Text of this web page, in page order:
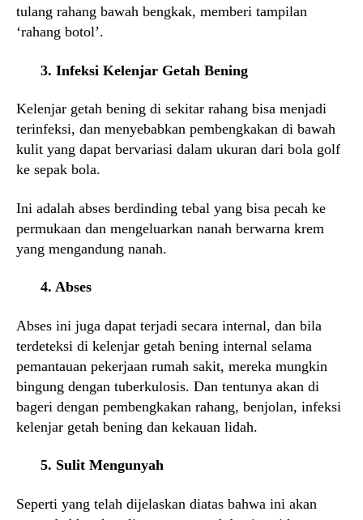
tulang rahang bawah bengkak, memberi tampilan
‘rahang botol’.
3. Infeksi Kelenjar Getah Bening
Kelenjar getah bening di sekitar rahang bisa menjadi
terinfeksi, dan menyebabkan pembengkakan di bawah
kulit yang dapat bervariasi dalam ukuran dari bola golf
ke sepak bola.
Ini adalah abses berdinding tebal yang bisa pecah ke
permukaan dan mengeluarkan nanah berwarna krem
yang mengandung nanah.
4. Abses
Abses ini juga dapat terjadi secara internal, dan bila
terdeteksi di kelenjar getah bening internal selama
pemantauan pekerjaan rumah sakit, mereka mungkin
bingung dengan tuberkulosis. Dan tentunya akan di
bageri dengan pembengkakan rahang, benjolan, infeksi
kelenjar getah bening dan kekauan lidah.
5. Sulit Mengunyah
Seperti yang telah dijelaskan diatas bahwa ini akan